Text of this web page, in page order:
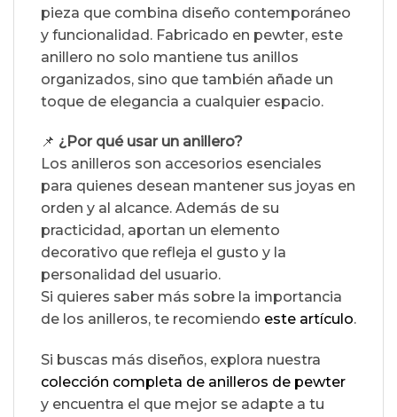
pieza que combina diseño contemporáneo
y funcionalidad. Fabricado en pewter, este
anillero no solo mantiene tus anillos
organizados, sino que también añade un
toque de elegancia a cualquier espacio.
📌 ¿Por qué usar un anillero?
Los anilleros son accesorios esenciales
para quienes desean mantener sus joyas en
orden y al alcance. Además de su
practicidad, aportan un elemento
decorativo que refleja el gusto y la
personalidad del usuario.
Si quieres saber más sobre la importancia
de los anilleros, te recomiendo este artículo.
Si buscas más diseños, explora nuestra
colección completa de anilleros de pewter
y encuentra el que mejor se adapte a tu